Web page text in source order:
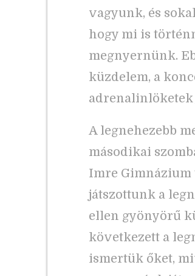
vagyunk, és
hogy mi is
megnyernünk.
küzdelem, a
adrenalinlöketek
A legnehezebb
másodikai
Imre Gimnázium
játszottunk a
ellen gyönyörű
következett a
ismertük őket,